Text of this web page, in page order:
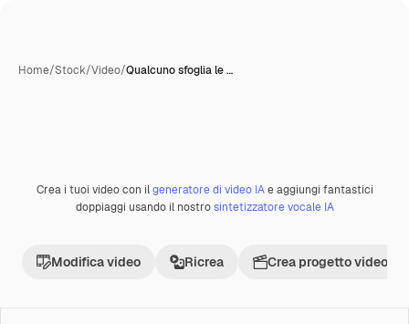
Home/Stock/Video/Qualcuno sfoglia le …
Premium
Crea i tuoi video con ilgeneratore di video IAe aggiungi fantastici
doppiaggi usando il nostrosintetizzatore vocale IA
Modifica video Ricrea Crea progetto video